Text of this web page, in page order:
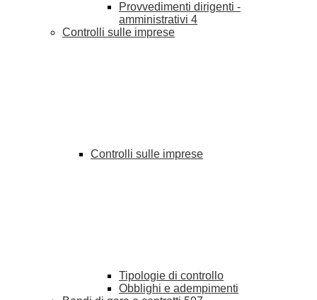
Provvedimenti dirigenti -
amministrativi 4
Controlli sulle imprese
Controlli sulle imprese
Tipologie di controllo
Obblighi e adempimenti